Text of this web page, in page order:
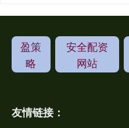
盈策
略
安全配资
网站
友情链接：